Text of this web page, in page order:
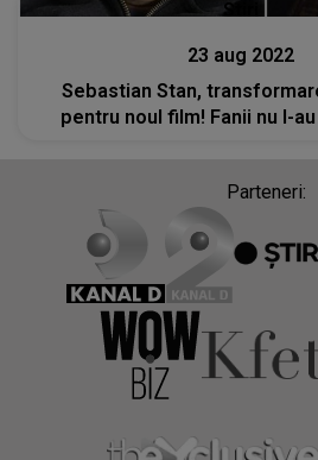
Stiri
23 aug 2022
Sebastian Stan,
pentru noul film! Fanii nu l-
Parteneri: